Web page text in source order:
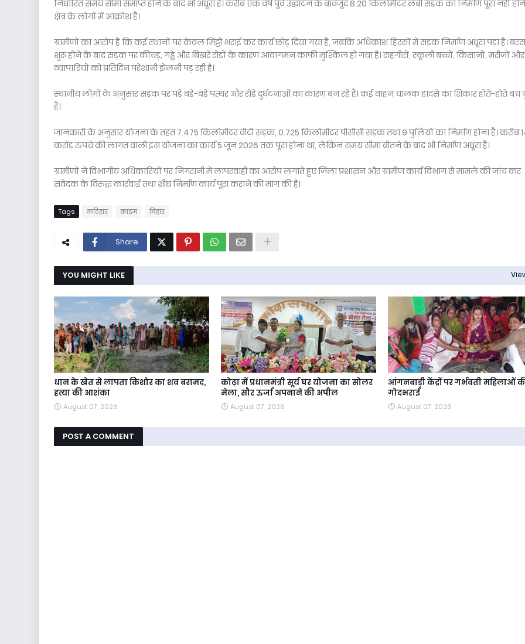
निर्धारित समय सीमा समाप्त होने के बाद भी अधूरा है। करीब एक वर्ष पूर्व उद्घाटन के बावजूद 8.20 किलोमीटर लंबी सड़क का निर्माण पूरा नहीं
क्षेत्र के लोगों में आक्रोश है।
ग्रामीणों का आरोप है कि कई स्थानों पर केवल मिट्टी भराई कर कार्य छोड़ दिया गया है, जबकि अधिकांश हिस्सों में सड़क निर्माण अधूरा पड़ा है।
शुरू होने के बाद सड़क पर कीचड़, गड्ढे और बिखरे रोडों के कारण आवागमन काफी मुश्किल हो गया है। राहगीरों, स्कूली बच्चों, किसानों, मरीजों
व्यापारियों को प्रतिदिन परेशानी झेलनी पड़ रही है।
स्थानीय लोगों के अनुसार सड़क पर पड़े बड़े-बड़े पत्थर और रोडे दुर्घटनाओं का कारण बन रहे हैं। कई वाहन चालक हादसे का शिकार होते-होते
हैं।
जानकारी के अनुसार योजना के तहत 7.475 किलोमीटर वीटी सड़क, 0.725 किलोमीटर पीसीसी सड़क तथा 9 पुलियों का निर्माण होना है। करीब
करोड़ रुपये की लागत वाली इस योजना का कार्य 5 जून 2026 तक पूरा होना था, लेकिन समय सीमा बीतने के बाद भी निर्माण अधूरा है।
ग्रामीणों ने विभागीय अधिकारियों पर निगरानी में लापरवाही का आरोप लगाते हुए जिला प्रशासन और ग्रामीण कार्य विभाग से मामले की जांच कर
संवेदक के विरुद्ध कार्रवाई तथा शीघ्र निर्माण कार्य पूरा कराने की मांग की है।
Tags कटिहार क्राइम बिहार
Share
YOU MIGHT LIKE
धान के खेत से लापता किशोर का शव बरामद,
हत्या की आशंका
August 07, 2026
कोढ़ा में प्रधानमंत्री सूर्य घर योजना का सोलर
मेला, सौर ऊर्जा अपनाने की अपील
August 07, 2026
आंगनबाड़ी केंद्रों पर गर्भवती महिलाओं
गोदभराई
August 07, 2026
POST A COMMENT